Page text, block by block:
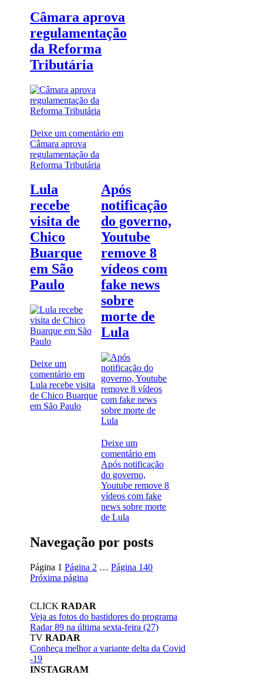
Câmara aprova
regulamentação
da Reforma
Tributária
Deixe um comentárioem
Câmara aprova
regulamentação da
Reforma Tributária
Lula
recebe
visita de
Chico
Buarque
em São
Paulo
Deixe um
comentárioem
Lula recebe visita
de Chico Buarque
em São Paulo
Após
notificação
do governo,
Youtube
remove 8
vídeos com
fake news
sobre
morte de
Lula
Deixe um
comentárioem
Após notificação
do governo,
Youtube remove 8
vídeos com fake
news sobre morte
de Lula
Navegação por posts
Página 1 Página 2 … Página 140
Próxima página
CLICKRADAR
Veja as fotos do bastidores do programa
Radar 89 na última sexta-feira (27)
TVRADAR
Conheça melhor a variante delta da Covid
-19
INSTAGRAM